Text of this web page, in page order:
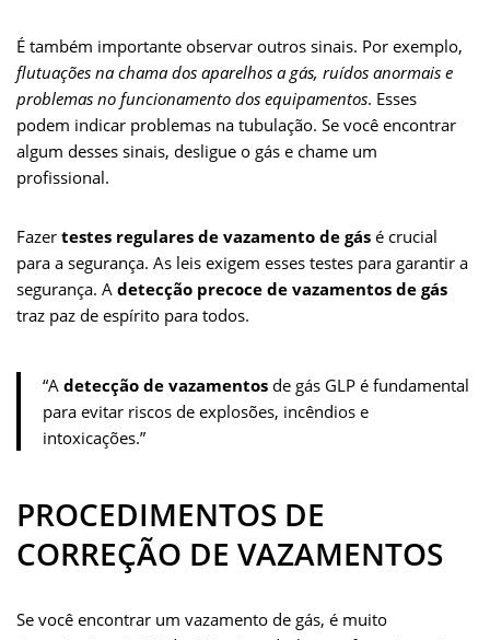
É também importante observar outros sinais. Por exemplo,
flutuações na chama dos aparelhos a gás, ruídos anormais e
problemas no funcionamento dos equipamentos. Esses
podem indicar problemas na tubulação. Se você encontrar
algum desses sinais, desligue o gás e chame um
profissional.
Fazer testes regulares de vazamento de gás é crucial
para a segurança. As leis exigem esses testes para garantir a
segurança. A detecção precoce de vazamentos de gás
traz paz de espírito para todos.
“A detecção de vazamentos de gás GLP é fundamental
para evitar riscos de explosões, incêndios e
intoxicações.”
PROCEDIMENTOS DE
CORREÇÃO DE VAZAMENTOS
Se você encontrar um vazamento de gás, é muito